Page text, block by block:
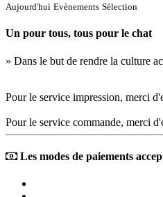
Aujourd'hui Evènements Sélection
Un pour tous, tous pour le chat
» Dans le but de rendre la culture
Pour le service impression, merci
Pour le service commande, merci
Les modes de paiements